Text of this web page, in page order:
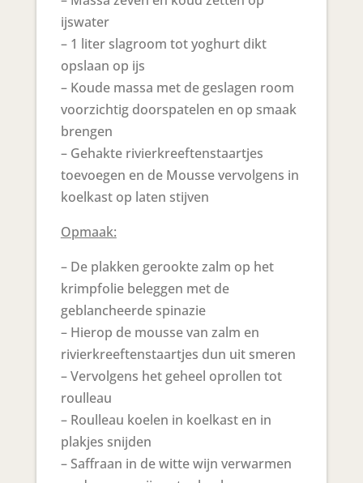
ijswater
– 1 liter slagroom tot yoghurt dikt
opslaan op ijs
– Koude massa met de geslagen room
voorzichtig doorspatelen en op smaak
brengen
– Gehakte rivierkreeftenstaartjes
toevoegen en de Mousse vervolgens in
koelkast op laten stijven
Opmaak:
– De plakken gerookte zalm op het
krimpfolie beleggen met de
geblancheerde spinazie
– Hierop de mousse van zalm en
rivierkreeftenstaartjes dun uit smeren
– Vervolgens het geheel oprollen tot
roulleau
– Roulleau koelen in koelkast en in
plakjes snijden
– Saffraan in de witte wijn verwarmen